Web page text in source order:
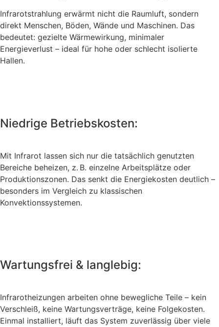
Infrarotstrahlung erwärmt nicht die Raumluft, sondern
direkt Menschen, Böden, Wände und Maschinen. Das
bedeutet: gezielte Wärmewirkung, minimaler
Energieverlust – ideal für hohe oder schlecht isolierte
Hallen.
Niedrige Betriebskosten:
Mit Infrarot lassen sich nur die tatsächlich genutzten
Bereiche beheizen, z. B. einzelne Arbeitsplätze oder
Produktionszonen. Das senkt die Energiekosten deutlich –
besonders im Vergleich zu klassischen
Konvektionssystemen.
Wartungsfrei & langlebig:
Infrarotheizungen arbeiten ohne bewegliche Teile – kein
Verschleiß, keine Wartungsverträge, keine Folgekosten.
Einmal installiert, läuft das System zuverlässig über viele